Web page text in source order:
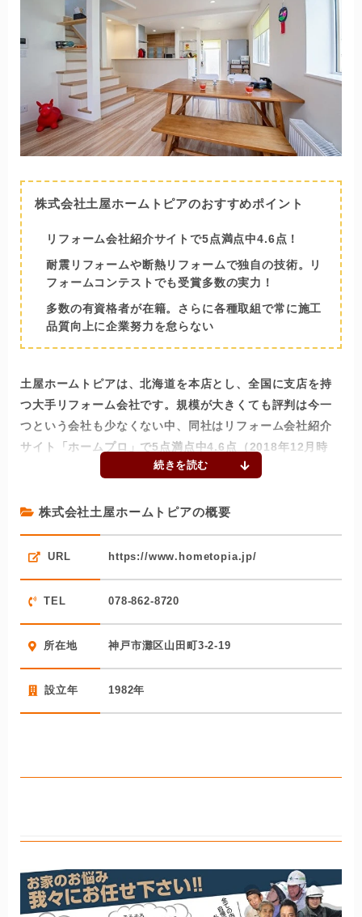
株式会社土屋ホームトピアのおすすめポイント
リフォーム会社紹介サイトで5点満点中4.6点！
耐震リフォームや断熱リフォームで独自の技術。リ
フォームコンテストでも受賞多数の実力！
多数の有資格者が在籍。さらに各種取組で常に施工
品質向上に企業努力を怠らない
土屋ホームトピアは、北海道を本店とし、全国に支店を持
つ大手リフォーム会社です。規模が大きくても評判は今一
つという会社も少なくない中、同社はリフォーム会社紹介
サイト「ホームプロ」で5点満点中4.6点（2018年12月時
点）と高い評価を得ています。6割を超えるというリピート
とが窺われます。
フォームや省エネリフォームに定評があります。オリジナ
応外断熱リフォーム工法などが評価され、先進的なリフォ
ーム事業者として表彰も受けています。デザイン性の高い
リフォームも得意としており、リフォームコンテストでの
受章歴も数多い実力派です。
株式会社土屋ホームトピアの概要
URL https://www.hometopia.jp/
TEL 078-862-8720
所在地 神戸市灘区山田町3-2-19
設立年 1982年